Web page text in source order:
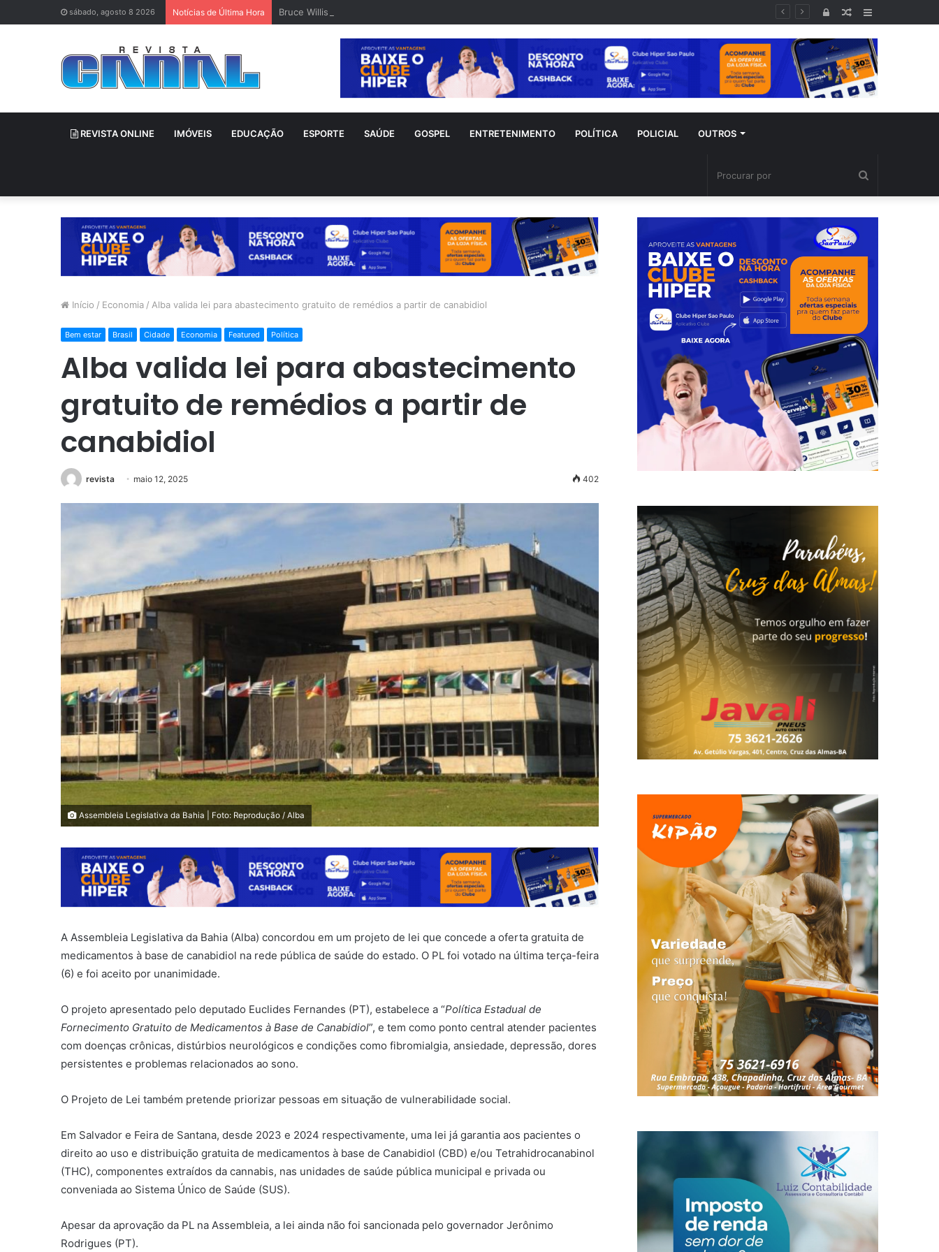
sábado, agosto 8 2026 Notícias de Última Hora Bruce Willis é visto em rara aparição após diagnóstico de demência frontotemporal
Lateral
Artigo
aleatório
Entrar
REVISTA ONLINE IMÓVEIS EDUCAÇÃO ESPORTE SAÚDE GOSPEL ENTRETENIMENTO POLÍTICA POLICIAL OUTROS
por
Início / Economia / Alba valida lei para abastecimento gratuito de remédios a partir de canabidiol
Bem estar Brasil Cidade Economia Featured Política
Alba valida lei para abastecimento
gratuito de remédios a partir de
canabidiol
revista maio 12, 2025 402
Assembleia Legislativa da Bahia | Foto: Reprodução / Alba
A Assembleia Legislativa da Bahia (Alba) concordou em um projeto de lei que concede a oferta gratuita de
medicamentos à base de canabidiol na rede pública de saúde do estado. O PL foi votado na última terça-feira
(6) e foi aceito por unanimidade.
O projeto apresentado pelo deputado Euclides Fernandes (PT), estabelece a “Política Estadual de
Fornecimento Gratuito de Medicamentos à Base de Canabidiol”, e tem como ponto central atender pacientes
com doenças crônicas, distúrbios neurológicos e condições como fibromialgia, ansiedade, depressão, dores
persistentes e problemas relacionados ao sono.
O Projeto de Lei também pretende priorizar pessoas em situação de vulnerabilidade social.
Em Salvador e Feira de Santana, desde 2023 e 2024 respectivamente, uma lei já garantia aos pacientes o
direito ao uso e distribuição gratuita de medicamentos à base de Canabidiol (CBD) e/ou Tetrahidrocanabinol
(THC), componentes extraídos da cannabis, nas unidades de saúde pública municipal e privada ou
conveniada ao Sistema Único de Saúde (SUS).
Apesar da aprovação da PL na Assembleia, a lei ainda não foi sancionada pelo governador Jerônimo
Rodrigues (PT).